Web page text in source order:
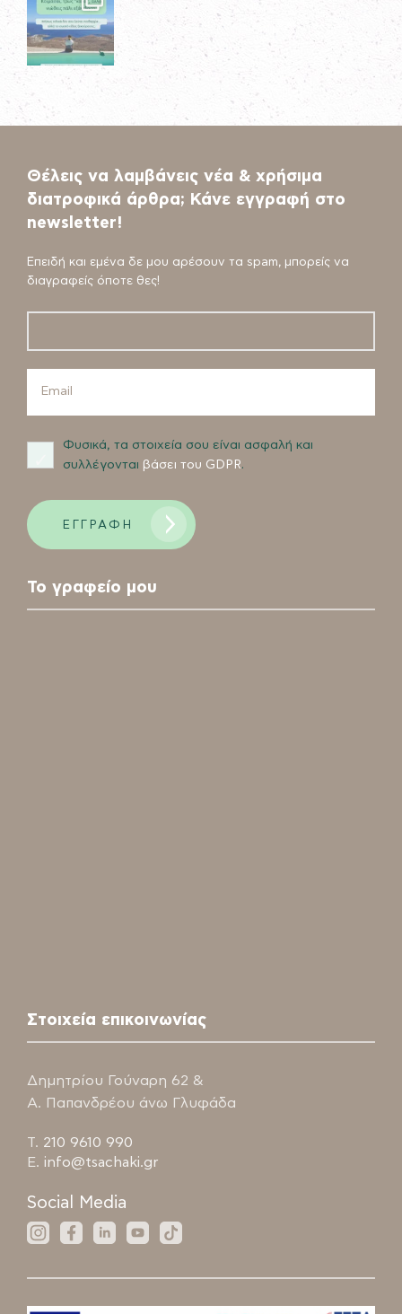
Θέλεις να λαμβάνεις νέα & χρήσιμα
διατροφικά άρθρα; Κάνε εγγραφή στο
newsletter!
Επειδή και εμένα δε μου αρέσουν τα spam, μπορείς να
διαγραφείς όποτε θες!
Φυσικά, τα στοιχεία σου είναι ασφαλή και
συλλέγονται βάσει του GDPR.
ΕΓΓΡΑΦΗ
Το γραφείο μου
Στοιχεία επικοινωνίας
Δημητρίου Γούναρη 62 &
Α. Παπανδρέου άνω Γλυφάδα
Τ. 210 9610 990
E. info@tsachaki.gr
Social Media